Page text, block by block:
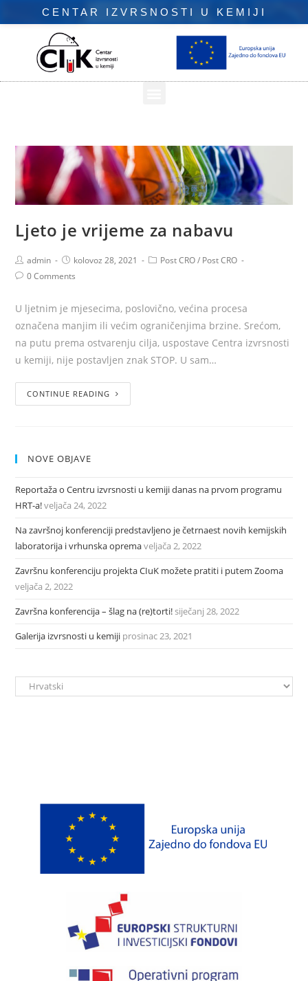
CENTAR IZVRSNOSTI U KEMIJI
Ljeto je vrijeme za nabavu
admin kolovoz 28, 2021 Post CRO/ Post CRO
0 Comments
U ljetnim je mjesecima, poslovično, većina procesa
označena manjim ili većim ograničenjima brzine. Srećom,
na putu prema ostvarenju cilja, uspostave Centra izvrsnosti
u kemiji, nije postavljen znak STOP. U sam…
CONTINUE READING
NOVE OBJAVE
Reportaža o Centru izvrsnosti u kemiji danas na prvom programu
HRT-a!veljača 24, 2022
Na završnoj konferenciji predstavljeno je četrnaest novih kemijskih
laboratorija i vrhunska opremaveljača 2, 2022
Završnu konferenciju projekta CIuK možete pratiti i putem Zooma
veljača 2, 2022
Završna konferencija – šlag na (re)torti!siječanj 28, 2022
Galerija izvrsnosti u kemiji prosinac 23, 2021